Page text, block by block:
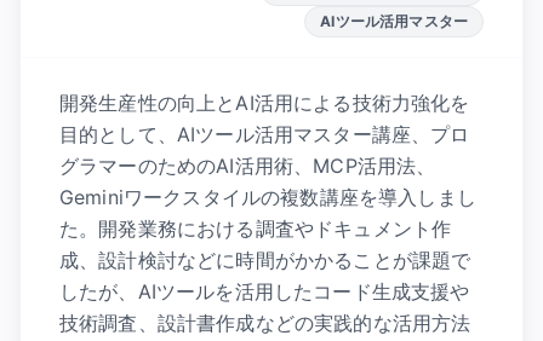
AIツール活用マスター
開発生産性の向上とAI活用による技術力強化を
目的として、AIツール活用マスター講座、プロ
グラマーのためのAI活用術、MCP活用法、
Geminiワークスタイルの複数講座を導入しまし
た。開発業務における調査やドキュメント作
成、設計検討などに時間がかかることが課題で
したが、AIツールを活用したコード生成支援や
技術調査、設計書作成などの実践的な活用方法